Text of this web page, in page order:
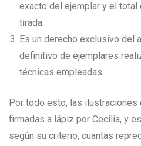
exacto del ejemplar y el total
tirada.
Es un derecho exclusivo del
definitivo de ejemplares
técnicas empleadas.
Por todo esto, las ilustraciones
firmadas a lápiz por Cecilia, y
según su criterio, cuantas